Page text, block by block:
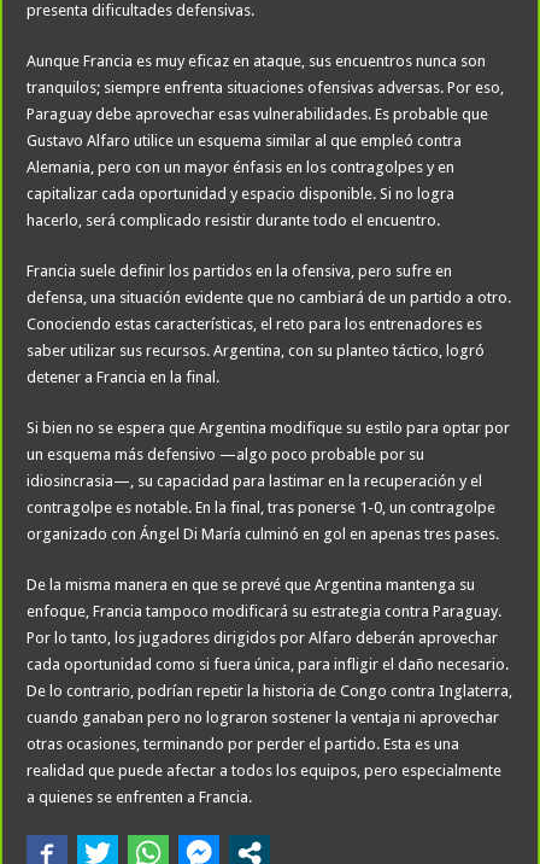
presenta dificultades defensivas.
Aunque Francia es muy eficaz en ataque, sus encuentros nunca son
tranquilos; siempre enfrenta situaciones ofensivas adversas. Por eso,
Paraguay debe aprovechar esas vulnerabilidades. Es probable que
Gustavo Alfaro utilice un esquema similar al que empleó contra
Alemania, pero con un mayor énfasis en los contragolpes y en
capitalizar cada oportunidad y espacio disponible. Si no logra
hacerlo, será complicado resistir durante todo el encuentro.
Francia suele definir los partidos en la ofensiva, pero sufre en
defensa, una situación evidente que no cambiará de un partido a otro.
Conociendo estas características, el reto para los entrenadores es
saber utilizar sus recursos. Argentina, con su planteo táctico, logró
detener a Francia en la final.
Si bien no se espera que Argentina modifique su estilo para optar por
un esquema más defensivo —algo poco probable por su
idiosincrasia—, su capacidad para lastimar en la recuperación y el
contragolpe es notable. En la final, tras ponerse 1-0, un contragolpe
organizado con Ángel Di María culminó en gol en apenas tres pases.
De la misma manera en que se prevé que Argentina mantenga su
enfoque, Francia tampoco modificará su estrategia contra Paraguay.
Por lo tanto, los jugadores dirigidos por Alfaro deberán aprovechar
cada oportunidad como si fuera única, para infligir el daño necesario.
De lo contrario, podrían repetir la historia de Congo contra Inglaterra,
cuando ganaban pero no lograron sostener la ventaja ni aprovechar
otras ocasiones, terminando por perder el partido. Esta es una
realidad que puede afectar a todos los equipos, pero especialmente
a quienes se enfrenten a Francia.